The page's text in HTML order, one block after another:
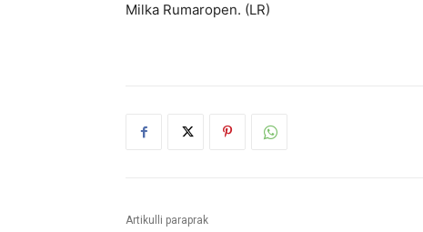
Milka Rumaropen. (LR)
Artikulli paraprak